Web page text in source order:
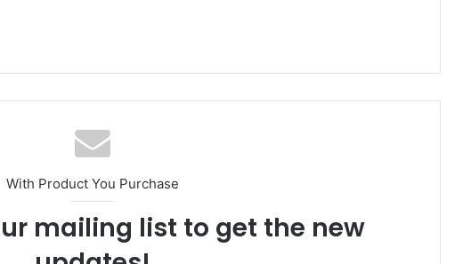
With Product You Purchase
mailing list to get the new